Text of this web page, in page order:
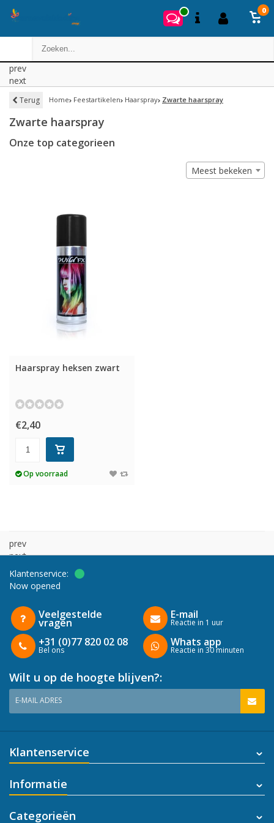
0
prev
next
Terug Home Feestartikelen Haarspray Zwarte haarspray
Zwarte haarspray
Onze top categorieen
Meest bekeken
Haarspray heksen zwart
€2,40
Op voorraad
prev
next
Klantenservice:
Now opened
Veelgestelde
vragen
+31 (0)77 820 02 08
Bel ons
E-mail
Reactie in 1 uur
Whats app
Reactie in 30 minuten
Wilt u op de hoogte blijven?:
E-MAIL ADRES
Klantenservice
Informatie
Categorieën